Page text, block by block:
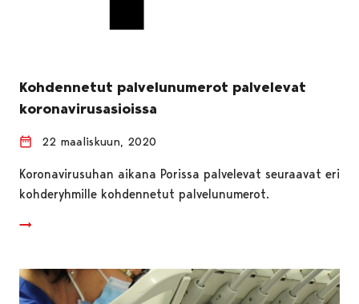
Kohdennetut palvelunumerot palvelevat
koronavirusasioissa
22 maaliskuun, 2020
Koronavirusuhan aikana Porissa palvelevat seuraavat eri
kohderyhmille kohdennetut palvelunumerot.